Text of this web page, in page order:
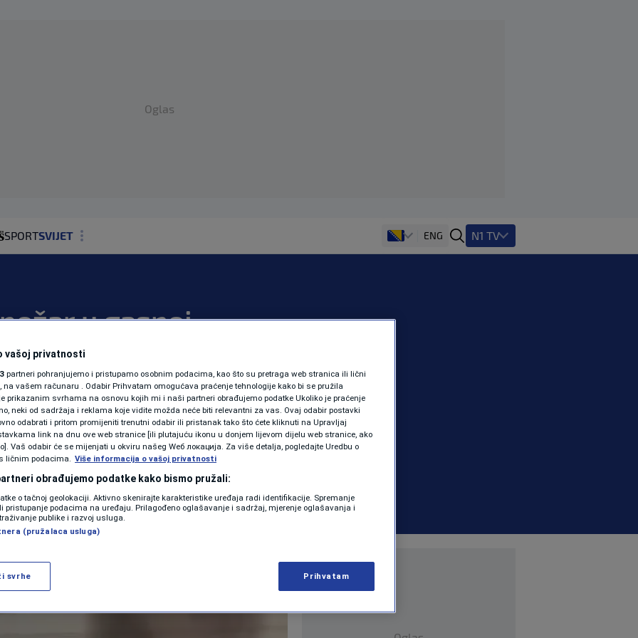
Oglas
SPORTSVIJET
SHOWBIZ
PODCAST
N1 SPECIJAL
FENOMENI
NEISTRAŽENO
VIRALNO
ENG N1 TV
u gasnoj
pod kontrolu
SVIJET | 0 komentara
Više
vašoj privatnosti
partneri pohranjujemo i pristupamo osobnim podacima, kao što su pretraga web stranica ili lični
na vašem računaru . Odabir Prihvatam omogućava praćenje tehnologije kako bi se pružila
prikazanim svrhama na osnovu kojih mi i naši partneri obrađujemo podatke Ukoliko je praćenje
neki od sadržaja i reklama koje vidite možda neće biti relevantni za vas. Ovaj odabir postavki
odabrati i pritom promijeniti trenutni odabir ili pristanak tako što ćete kliknuti na Upravljaj
link na dnu ove web stranice [ili plutajuću ikonu u donjem lijevom dijelu web stranice, ako
Vaš odabir će se mijenjati u okviru našeg Wеб локација. Za više detalja, pogledajte Uredbu o
ličnim podacima. Više informacija o vašoj privatnosti
obrađujemo podatke kako bismo pružali:
o tačnoj geolokaciji. Aktivno skenirajte karakteristike uređaja radi identifikacije. Spremanje
pristupanje podacima na uređaju. Prilagođeno oglašavanje i sadržaj, mjerenje oglašavanja i
publike i razvoj usluga.
(pružalaca usluga)
svrhe Prihvatam